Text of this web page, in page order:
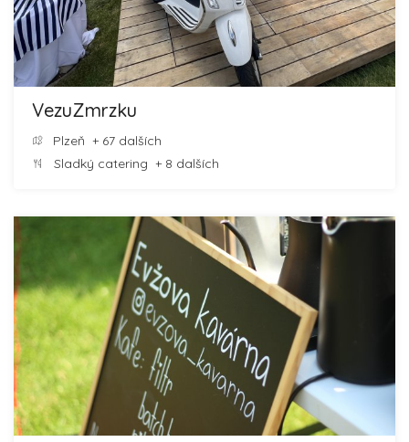
VezuZmrzku
Plzeň + 67 dalších
Sladký catering + 8 dalších